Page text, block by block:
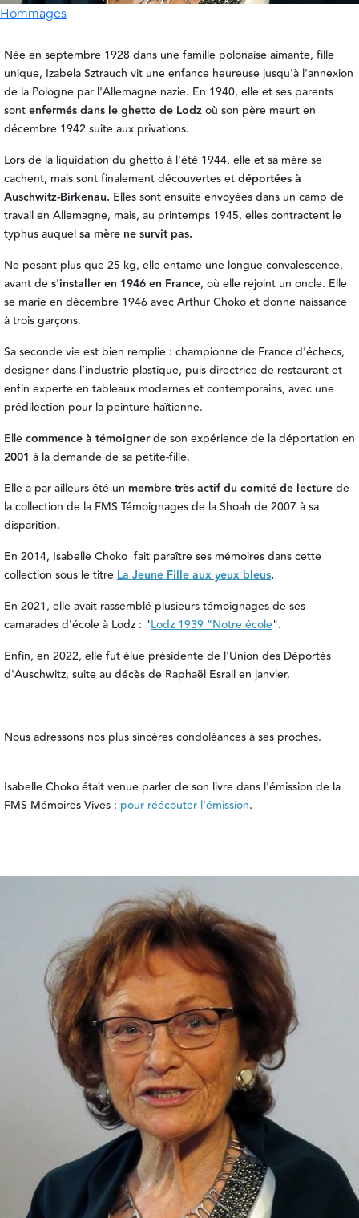
Hommages
Née en septembre 1928 dans une famille polonaise aimante, fille
unique, Izabela Sztrauch vit une enfance heureuse jusqu'à l'annexion
de la Pologne par l'Allemagne nazie. En 1940, elle et ses parents
sontenfermés dans le ghetto de Lodzoù son père meurt en
décembre 1942 suite aux privations.
Lors de la liquidation du ghetto à l'été 1944, elle et sa mère se
cachent, mais sont finalement découvertes etdéportées à
Auschwitz-Birkenau. Elles sont ensuite envoyées dans un camp de
travail en Allemagne, mais, au printemps 1945, elles contractent le
typhus auquelsa mère ne survit pas.
Ne pesant plus que 25 kg, elle entame une longue convalescence,
avant des'installer en 1946 en France, où elle rejoint un oncle. Elle
se marie en décembre 1946 avec Arthur Choko et donne naissance
à trois garçons.
Sa seconde vie est bien remplie : championne de France d'échecs,
designer dans l’industrie plastique, puis directrice de restaurant et
enfin experte en tableaux modernes et contemporains, avec une
prédilection pour la peinture haïtienne.
Ellecommence à témoignerde son expérience de la déportation en
2001 à la demande de sa petite-fille.
Ellea par ailleurs été un membre très actif du comité de lecturede
la collection de la FMS Témoignages de la Shoah de 2007 à sa
disparition.
En 2014, Isabelle Choko fait paraître ses mémoires dans cette
collection sous le titreLa Jeune Fille aux yeux bleus.
En 2021, elle avait rassemblé plusieurs témoignages de ses
camarades d'école à Lodz : "Lodz 1939 "Notre école".
Enfin, en 2022, elle fut élue présidente de l'Union des Déportés
d'Auschwitz, suite au décès de Raphaël Esrail en janvier.
Nous adressons nos plus sincères condoléances à ses proches.
Isabelle Choko était venue parler de son livre dans l'émission de la
FMS Mémoires Vives : pour réécouter l'émission.